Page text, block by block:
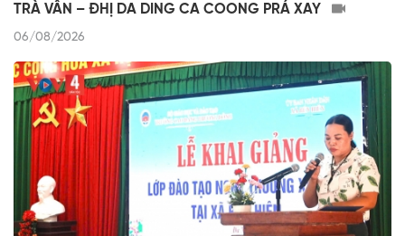
TRÀ VÂN – ĐHỊ DA DING CA COONG PRÁ XAY
06/08/2026